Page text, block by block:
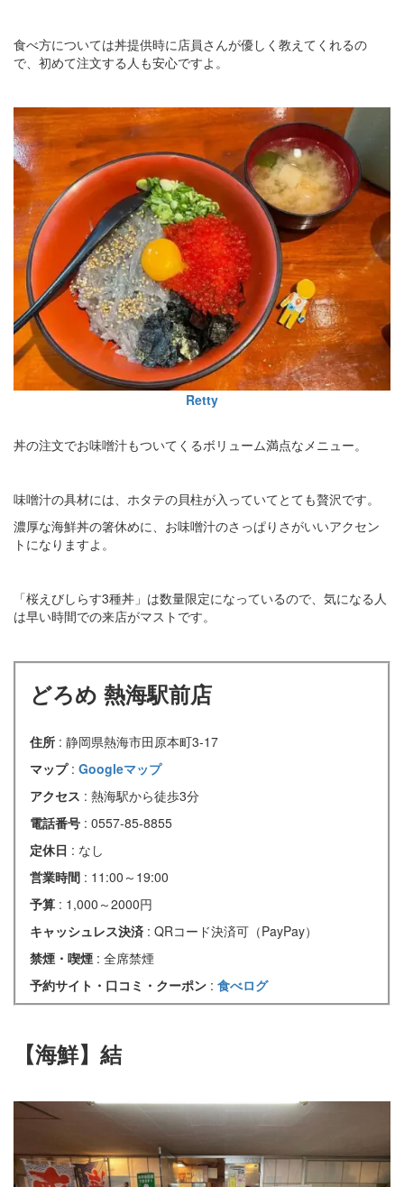
食べ方については丼提供時に店員さんが優しく教えてくれるの
で、初めて注文する人も安心ですよ。
Retty
丼の注文でお味噌汁もついてくるボリューム満点なメニュー。
味噌汁の具材には、ホタテの貝柱が入っていてとても贅沢です。
濃厚な海鮮丼の箸休めに、お味噌汁のさっぱりさがいいアクセン
トになりますよ。
「桜えびしらす3種丼」は数量限定になっているので、気になる人
は早い時間での来店がマストです。
どろめ 熱海駅前店
住所 : 静岡県熱海市田原本町3-17
マップ : Googleマップ
アクセス : 熱海駅から徒歩3分
電話番号 : 0557-85-8855
定休日 : なし
営業時間 : 11:00～19:00
予算 : 1,000～2000円
キャッシュレス決済 : QRコード決済可（PayPay）
禁煙・喫煙 : 全席禁煙
予約サイト・口コミ・クーポン : 食べログ
【海鮮】結